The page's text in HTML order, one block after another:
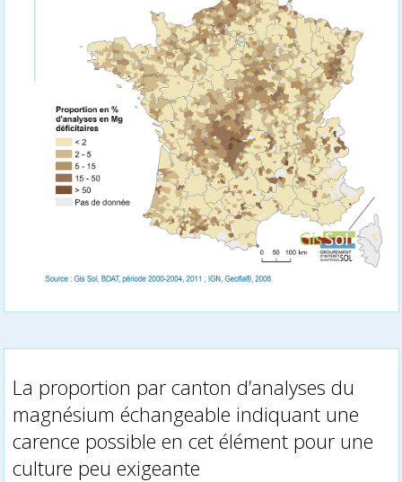
La proportion par canton d’analyses du
magnésium échangeable indiquant une
carence possible en cet élément pour une
culture peu exigeante